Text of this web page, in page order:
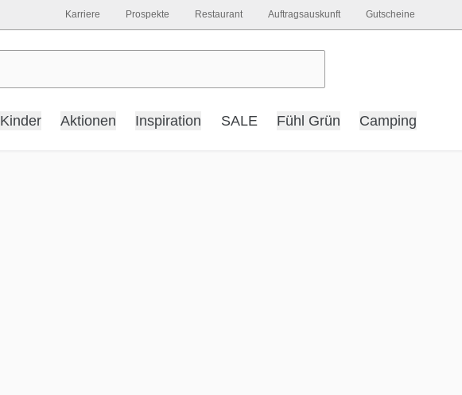
Kinder Aktionen Inspiration SALE Fühl Grün Camping
Karriere Prospekte Restaurant Auftragsauskunft Gutscheine